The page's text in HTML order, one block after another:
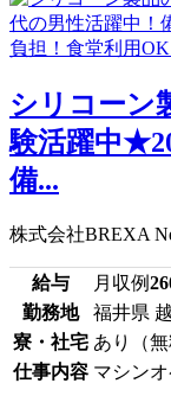
シリコーン
験活躍中
備...
株式会社BREXA
給与 月収例
勤務地
福井県
寮・社宅 あり（無
仕事内容 マシン